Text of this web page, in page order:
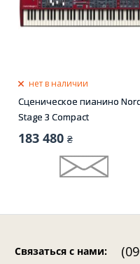
нет в наличии
Сценическое пианино
Stage 3 Compact
183 480 ₴
Связаться с нами: